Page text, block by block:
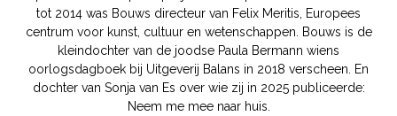
tot 2014 was Bouws directeur van Felix Meritis, Europees
centrum voor kunst, cultuur en wetenschappen. Bouws is de
kleindochter van de joodse Paula Bermann wiens
oorlogsdagboek bij Uitgeverij Balans in 2018 verscheen. En
dochter van Sonja van Es over wie zij in 2025 publiceerde:
Neem me mee naar huis.